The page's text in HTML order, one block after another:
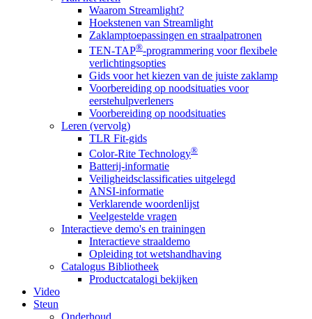
Waarom Streamlight?
Hoekstenen van Streamlight
Zaklamptoepassingen en straalpatronen
TEN-TAP®-programmering voor flexibele
verlichtingsopties
Gids voor het kiezen van de juiste zaklamp
Voorbereiding op noodsituaties voor
eerstehulpverleners
Voorbereiding op noodsituaties
Leren (vervolg)
TLR Fit-gids
Color-Rite Technology®
Batterij-informatie
Veiligheidsclassificaties uitgelegd
ANSI-informatie
Verklarende woordenlijst
Veelgestelde vragen
Interactieve demo's en trainingen
Interactieve straaldemo
Opleiding tot wetshandhaving
Catalogus Bibliotheek
Productcatalogi bekijken
Video
Steun